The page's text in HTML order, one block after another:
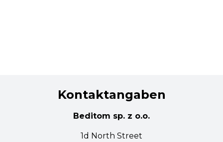
Kontaktangaben
Beditom sp. z o.o.
1d North Street